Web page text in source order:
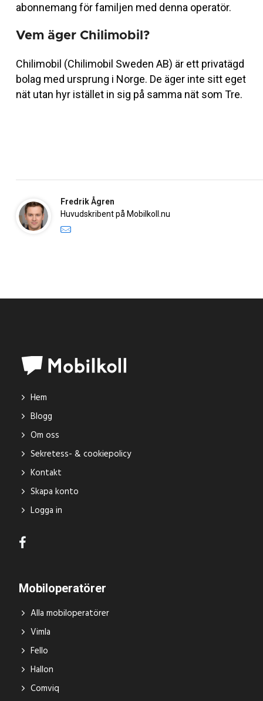
abonnemang för familjen med denna operatör.
Vem äger Chilimobil?
Chilimobil (Chilimobil Sweden AB) är ett privatägd
bolag med ursprung i Norge. De äger inte sitt eget
nät utan hyr istället in sig på samma nät som Tre.
Fredrik Ågren
Huvudskribent på Mobilkoll.nu
Hem
Blogg
Om oss
Sekretess- & cookiepolicy
Kontakt
Skapa konto
Logga in
Mobiloperatörer
Alla mobiloperatörer
Vimla
Fello
Hallon
Comviq